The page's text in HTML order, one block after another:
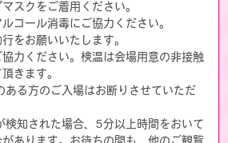
スクをご着用ください。
コール消毒にご協力ください。
をお願いいたします。
力ください。検温は会場用意の非接触
きます。
る方のご入場はお断りさせていただ
知された場合、5分以上時間をおいて
あります。お待ちの間も、他のご観覧